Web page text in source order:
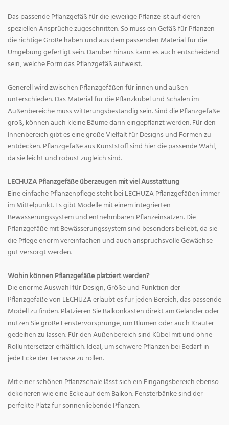
Das passende Pflanzgefäß für die jeweilige Pflanze ist auf deren
speziellen Ansprüche zugeschnitten. So muss ein Gefäß für Pflanzen
die richtige Größe haben und aus dem passenden Material für die
Umgebung gefertigt sein. Darüber hinaus kann es auch entscheidend
sein, welche Form das Pflanzgefäß aufweist.
Generell wird zwischen Pflanzgefäßen für innen und außen
unterschieden. Das Material für die Pflanzkübel und Schalen im
Außenbereiche muss witterungsbeständig sein. Sind die Pflanzgefäße
groß, können auch kleine Bäume darin eingepflanzt werden. Für den
Innenbereich gibt es eine große Vielfalt für Designs und Formen zu
entdecken. Pflanzgefäße aus Kunststoff sind hier die passende Wahl,
da sie leicht und robust zugleich sind.
LECHUZA Pflanzgefäße überzeugen mit viel Ausstattung
Eine einfache Pflanzenpflege steht bei LECHUZA Pflanzgefäßen immer
im Mittelpunkt. Es gibt Modelle mit einem integrierten
Bewässerungssystem und entnehmbaren Pflanzeinsätzen. Die
Pflanzgefäße mit Bewässerungssystem sind besonders beliebt, da sie
die Pflege enorm vereinfachen und auch anspruchsvolle Gewächse
gut versorgt werden.
Wohin können Pflanzgefäße platziert werden?
Die enorme Auswahl für Design, Größe und Funktion der
Pflanzgefäße von LECHUZA erlaubt es für jeden Bereich, das passende
Modell zu finden. Platzieren Sie Balkonkästen direkt am Geländer oder
nutzen Sie große Fenstervorsprünge, um Blumen oder auch Kräuter
gedeihen zu lassen. Für den Außenbereich sind Kübel mit und ohne
Rolluntersetzer erhältlich. Ideal, um schwere Pflanzen bei Bedarf in
jede Ecke der Terrasse zu rollen.
Mit einer schönen Pflanzschale lässt sich ein Eingangsbereich ebenso
dekorieren wie eine Ecke auf dem Balkon. Fensterbänke sind der
perfekte Platz für sonnenliebende Pflanzen.